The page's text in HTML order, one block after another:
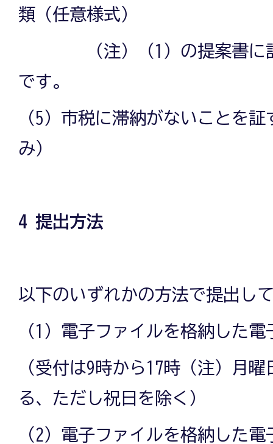
類（任意様式）
（注）（1）の提案書に記
です。
（5）市税に滞納がないことを
み）
4 提出方法
以下のいずれかの方法で提出し
（1）電子ファイルを格納した
（受付は9時から17時（注）月
る、ただし祝日を除く）
（2）電子ファイルを格納した